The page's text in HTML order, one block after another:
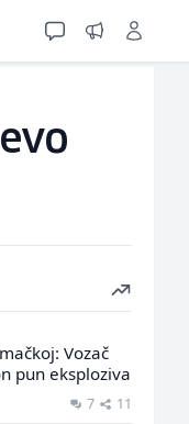
Vozač
pun eksploziva
7 11